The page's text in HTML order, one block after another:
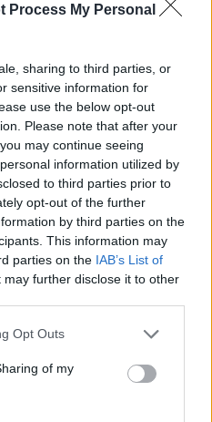
Process My Personal
sharing to third parties, or
sensitive information for
use the below opt-out
Please note that after your
may continue seeing
information utilized by
to third parties prior to
opt-out of the further
by third parties on the
This information may
parties on the IAB’s List of
may further disclose it to other
Opt Outs
of my
Hannover
Hanoi
Ho Chi Minh City
Hua Hin